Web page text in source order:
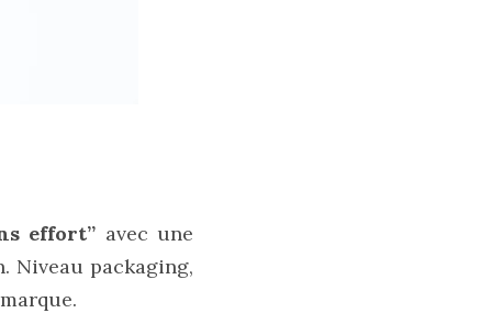
effort” avec une
Niveau packaging,